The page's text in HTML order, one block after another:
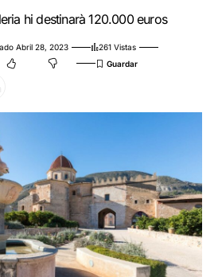
hi destinarà 120.000 euros
Abril 28, 2023
261 Vistas